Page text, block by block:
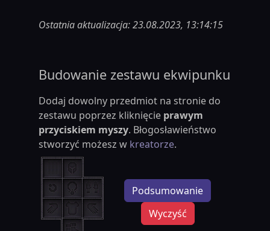
Ostatnia aktualizacja: 23.08.2023, 13:14:15
Budowanie zestawu ekwipunku
Dodaj dowolny przedmiot na stronie do
zestawu poprzez kliknięcie prawym
przyciskiem myszy. Błogosławieństwo
stworzyć możesz w kreatorze.
Podsumowanie
Wyczyść